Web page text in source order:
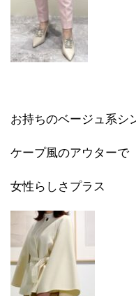
お持ちのベージュ系シ
ケープ風のアウターで
女性らしさプラス